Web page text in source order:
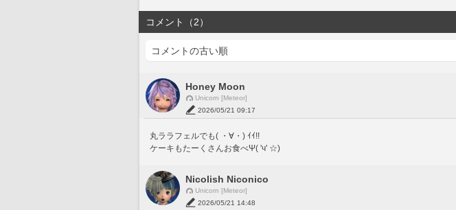
コメント（2）
Honey Moon
Unicorn [Meteor]
2026/05/21 09:17
丸ララフェルでも( ・∀・) ｲｲ!!
ケーキもたーくさんお食べΨ( 'ч' ☆)
Nicolish Niconico
Unicorn [Meteor]
2026/05/21 14:48